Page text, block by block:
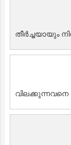
തീര്‍ച്ചയായും